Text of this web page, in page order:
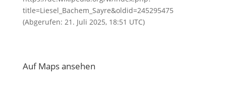
title=Liesel_Bachem_Sayre&oldid=245295475
(Abgerufen: 21. Juli 2025, 18:51 UTC)
Auf Maps ansehen